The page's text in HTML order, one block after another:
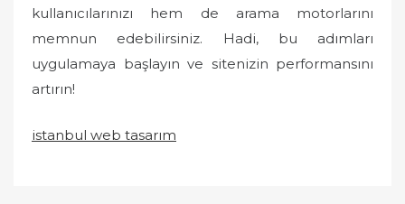
kullanıcılarınızı hem de arama motorlarını
memnun edebilirsiniz. Hadi, bu adımları
uygulamaya başlayın ve sitenizin performansını
artırın!
istanbul web tasarım